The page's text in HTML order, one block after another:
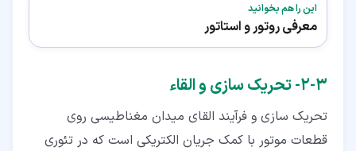
این را هم بخوانید
معرفی روتور و استاتور
۳‏-‏۲‏- تحریک سازی و القاء
تحریک سازی و فرآیند القای میدان مغناطیسی روی
قطعات موتور با کمک جریان الکتریکی است که در تئوری